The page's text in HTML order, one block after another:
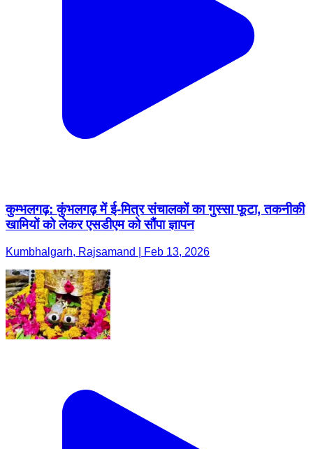
कुम्भलगढ़: कुंभलगढ़ में ई-मित्र संचालकों का गुस्सा फूटा, तकनीकी
खामियों को लेकर एसडीएम को सौंपा ज्ञापन
Kumbhalgarh, Rajsamand | Feb 13, 2026